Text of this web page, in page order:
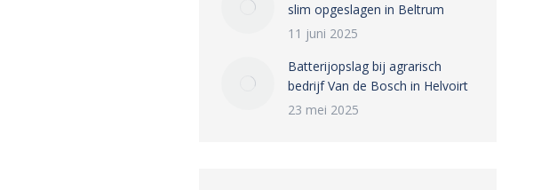
slim opgeslagen in Beltrum
11 juni 2025
Batterijopslag bij agrarisch
bedrijf Van de Bosch in Helvoirt
23 mei 2025